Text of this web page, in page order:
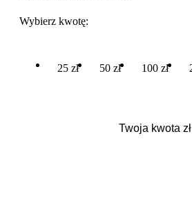
Wybierz kwotę:
25 zł 50 zł 100 zł